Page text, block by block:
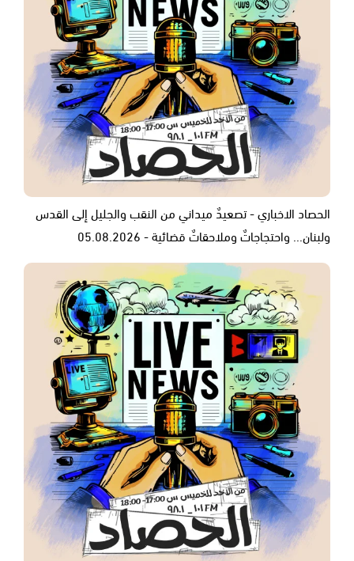
الحصاد الاخباري - تصعيدٌ ميداني من النقب والجليل إلى القدس
ولبنان... واحتجاجاتٌ وملاحقاتٌ قضائية - 05.08.2026